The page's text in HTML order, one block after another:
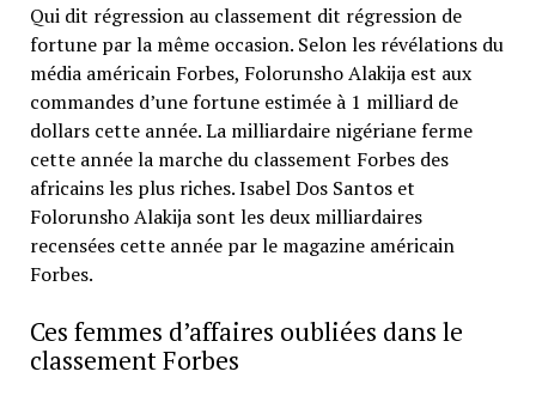
Qui dit régression au classement dit régression de
fortune par la même occasion. Selon les révélations du
média américain Forbes, Folorunsho Alakija est aux
commandes d’une fortune estimée à 1 milliard de
dollars cette année. La milliardaire nigériane ferme
cette année la marche du classement Forbes des
africains les plus riches. Isabel Dos Santos et
Folorunsho Alakija sont les deux milliardaires
recensées cette année par le magazine américain
Forbes.
Ces femmes d’affaires oubliées dans le
classement Forbes